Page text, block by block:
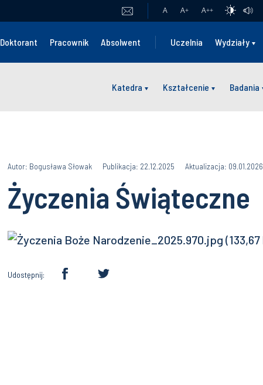
A A+ A++
Doktorant Pracownik Absolwent Uczelnia Wydziały
Katedra Kształcenie Badania
Autor: Bogusława Słowak Publikacja: 22.12.2025 Aktualizacja: 09.01.2026
Życzenia Świąteczne
Udostępnij: